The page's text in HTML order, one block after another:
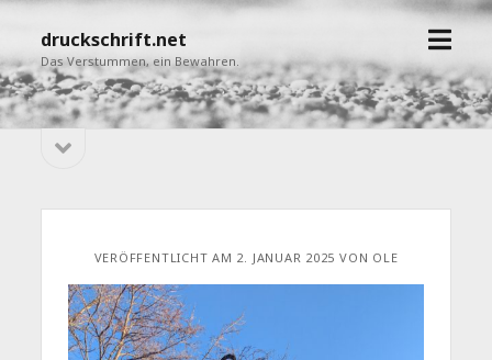
druckschrift.net
Das Verstummen, ein Bewahren.
Menü
Sidebar
öffnen
VERÖFFENTLICHT AM 2. JANUAR 2025 VON OLE